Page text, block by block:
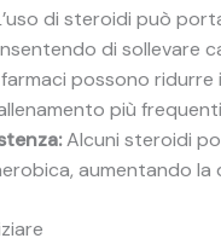
di steroidi può
di sollevare
possono ridurre
più
Alcuni steroidi
aumentando la